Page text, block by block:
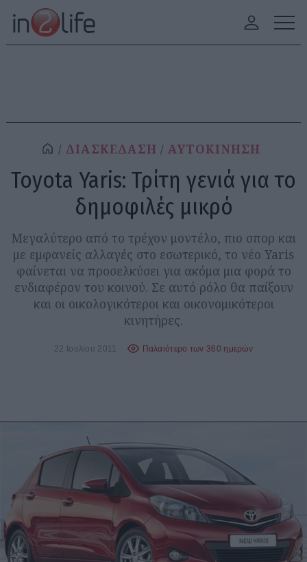
ΔΙΑΣΚΕΔΑΣΗ ΑΥΤΟΚΙΝΗΣΗ
Toyota Yaris: Τρίτη γενιά για το
δημοφιλές μικρό
Μεγαλύτερο από το τρέχον μοντέλο, πιο σπορ και
με εμφανείς αλλαγές στο εσωτερικό, το νέο Yaris
φαίνεται να προσελκύσει για ακόμα μια φορά το
ενδιαφέρον του κοινού. Σε αυτό ρόλο θα παίξουν
και οι οικολογικότεροι και οικονομικότεροι
κινητήρες.
22 Ιουλίου 2011 Παλαιότερο των 360 ημερών